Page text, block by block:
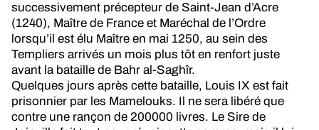
successivement précepteur de Saint-Jean d’Acre
(1240), Maître de France et Maréchal de l’Ordre
lorsqu’il est élu Maître en mai 1250, au sein des
Templiers arrivés un mois plus tôt en renfort juste
avant la bataille de Bahr al-Saghîr.
Quelques jours après cette bataille, Louis IX est fait
prisonnier par les Mamelouks. Il ne sera libéré que
contre une rançon de 200000 livres. Le Sire de